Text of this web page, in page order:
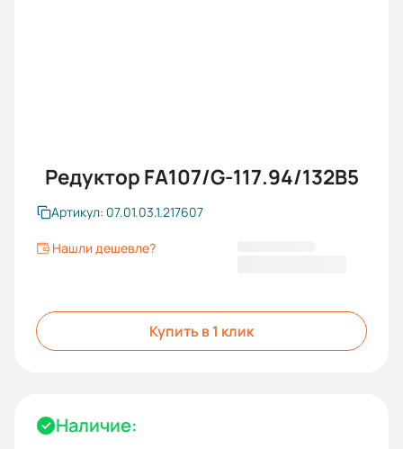
Редуктор FA107/G-117.94/132B5
Артикул: 07.01.03.1.217607
Нашли дешевле?
Купить в 1 клик
Наличие: